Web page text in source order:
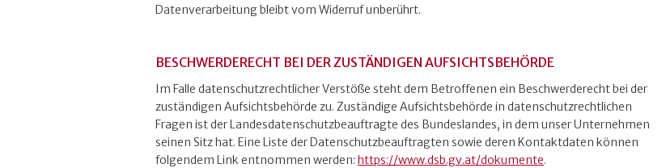
Datenverarbeitung bleibt vom Widerruf unberührt.
BESCHWERDERECHT BEI DER ZUSTÄNDIGEN AUFSICHTSBEHÖRDE
Im Falle datenschutzrechtlicher Verstöße steht dem Betroffenen ein Beschwerderecht bei der
zuständigen Aufsichtsbehörde zu. Zuständige Aufsichtsbehörde in datenschutzrechtlichen
Fragen ist der Landesdatenschutzbeauftragte des Bundeslandes, in dem unser Unternehmen
seinen Sitz hat. Eine Liste der Datenschutzbeauftragten sowie deren Kontaktdaten können
folgendem Link entnommen werden: https://www.dsb.gv.at/dokumente.